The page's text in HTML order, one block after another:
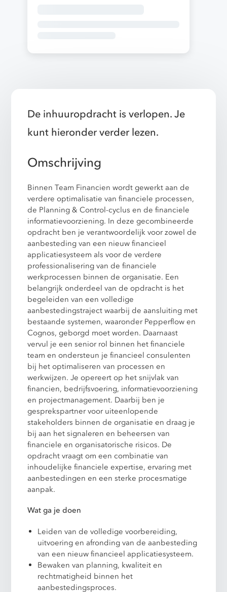
De inhuuropdracht is verlopen. Je
kunt hieronder verder lezen.
Omschrijving
Binnen Team Financien wordt gewerkt aan de
verdere optimalisatie van financiele processen,
de Planning & Control-cyclus en de financiele
informatievoorziening. In deze gecombineerde
opdracht ben je verantwoordelijk voor zowel de
aanbesteding van een nieuw financieel
applicatiesysteem als voor de verdere
professionalisering van de financiele
werkprocessen binnen de organisatie. Een
belangrijk onderdeel van de opdracht is het
begeleiden van een volledige
aanbestedingstraject waarbij de aansluiting met
bestaande systemen, waaronder Pepperflow en
Cognos, geborgd moet worden. Daarnaast
vervul je een senior rol binnen het financiele
team en ondersteun je financieel consulenten
bij het optimaliseren van processen en
werkwijzen. Je opereert op het snijvlak van
financien, bedrijfsvoering, informatievoorziening
en projectmanagement. Daarbij ben je
gesprekspartner voor uiteenlopende
stakeholders binnen de organisatie en draag je
bij aan het signaleren en beheersen van
financiele en organisatorische risicos. De
opdracht vraagt om een combinatie van
inhoudelijke financiele expertise, ervaring met
aanbestedingen en een sterke procesmatige
aanpak.
Wat ga je doen
Leiden van de volledige voorbereiding,
uitvoering en afronding van de aanbesteding
van een nieuw financieel applicatiesysteem.
Bewaken van planning, kwaliteit en
rechtmatigheid binnen het
aanbestedingsproces.